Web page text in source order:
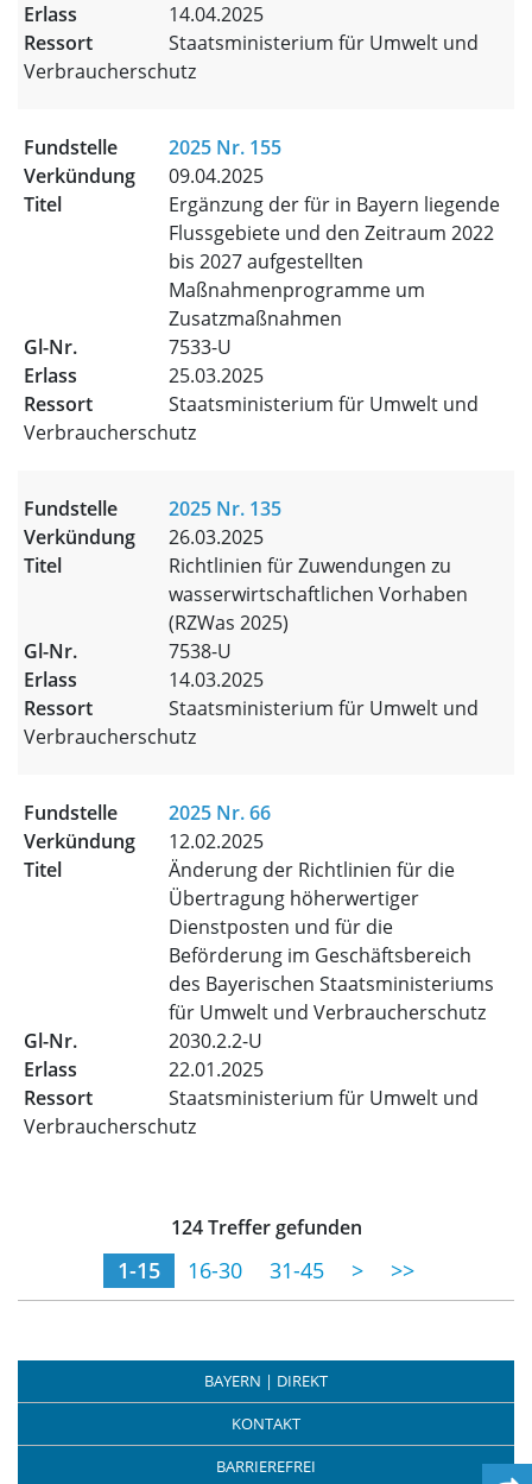
14.04.2025
Staatsministerium für Umwelt und
Verbraucherschutz
2025 Nr. 155
09.04.2025
Ergänzung der für in Bayern liegende
Flussgebiete und den Zeitraum 2022
bis 2027 aufgestellten
Maßnahmenprogramme um
Zusatzmaßnahmen
7533-U
25.03.2025
Staatsministerium für Umwelt und
Verbraucherschutz
2025 Nr. 135
26.03.2025
Richtlinien für Zuwendungen zu
wasserwirtschaftlichen Vorhaben
(RZWas 2025)
7538-U
14.03.2025
Staatsministerium für Umwelt und
Verbraucherschutz
2025 Nr. 66
12.02.2025
Änderung der Richtlinien für die
Übertragung höherwertiger
Dienstposten und für die
Beförderung im Geschäftsbereich
des Bayerischen Staatsministeriums
für Umwelt und Verbraucherschutz
2030.2.2-U
22.01.2025
Staatsministerium für Umwelt und
Verbraucherschutz
124 Treffer gefunden
(momentane Seite)
1-15 16-30 31-45 > >>
BAYERN | DIREKT
KONTAKT
BARRIEREFREI